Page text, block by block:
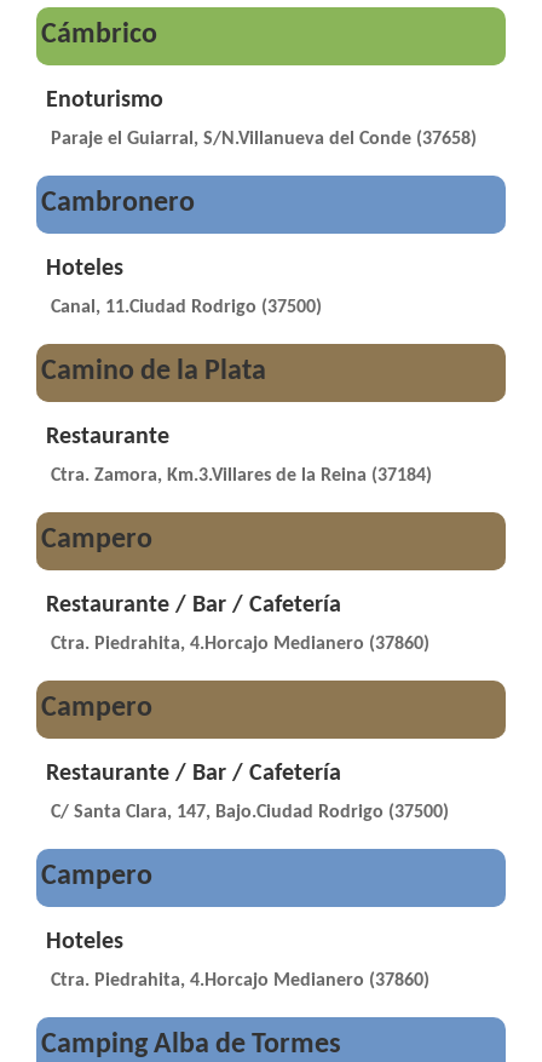
Cámbrico
Enoturismo
Paraje el Guiarral, S/N.Villanueva del Conde (37658)
Cambronero
Hoteles
Canal, 11.Ciudad Rodrigo (37500)
Camino de la Plata
Restaurante
Ctra. Zamora, Km.3.Villares de la Reina (37184)
Campero
Restaurante / Bar / Cafetería
Ctra. Piedrahita, 4.Horcajo Medianero (37860)
Campero
Restaurante / Bar / Cafetería
C/ Santa Clara, 147, Bajo.Ciudad Rodrigo (37500)
Campero
Hoteles
Ctra. Piedrahita, 4.Horcajo Medianero (37860)
Camping Alba de Tormes